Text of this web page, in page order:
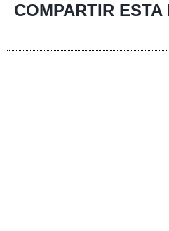
COMPARTIR